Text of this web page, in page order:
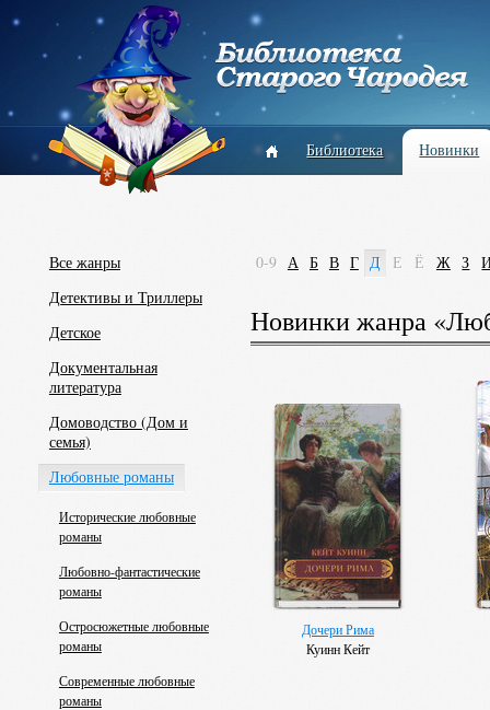
Библиотека Новинки
Все жанры
Детективы и Триллеры
Детское
Документальная
литература
Домоводство (Дом и
семья)
Любовные романы
Исторические любовные
романы
Любовно-фантастические
романы
Остросюжетные любовные
романы
Современные любовные
романы
0-9 А Б В Г Д Е Ё Ж З
Новинки жанра
Дочери Рима
Куинн Кейт